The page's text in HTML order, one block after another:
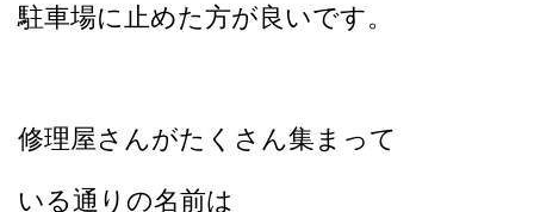
駐車場に止めた方が良いです。
修理屋さんがたくさん集まって
いる通りの名前は